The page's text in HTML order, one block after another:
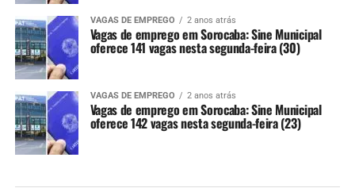
VAGAS DE EMPREGO 2 anos atrás
Vagas de emprego em Sorocaba: Sine Municipal
oferece 141 vagas nesta segunda-feira (30)
VAGAS DE EMPREGO 2 anos atrás
Vagas de emprego em Sorocaba: Sine Municipal
oferece 142 vagas nesta segunda-feira (23)